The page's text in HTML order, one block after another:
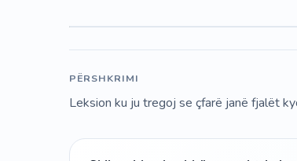
PËRSHKRIMI
Leksion ku ju tregoj se çfarë janë fjalët